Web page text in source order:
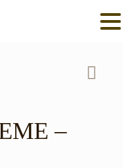
–